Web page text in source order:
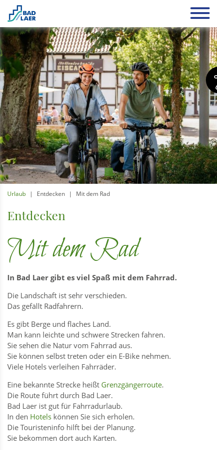
Urlaub Entdecken Mit dem Rad
Entdecken
Mit dem Rad
In Bad Laer gibt es viel Spaß mit dem Fahrrad.
Die Landschaft ist sehr verschieden.
Das gefällt Radfahrern.
Es gibt Berge und flaches Land.
Man kann leichte und schwere Strecken fahren.
Sie sehen die Natur vom Fahrrad aus.
Sie können selbst treten oder ein E-Bike nehmen.
Viele Hotels verleihen Fahrräder.
Eine bekannte Strecke heißt Grenzgängerroute.
Die Route führt durch Bad Laer.
Bad Laer ist gut für Fahrradurlaub.
In den Hotels können Sie sich erholen.
Die Touristeninfo hilft bei der Planung.
Sie bekommen dort auch Karten.